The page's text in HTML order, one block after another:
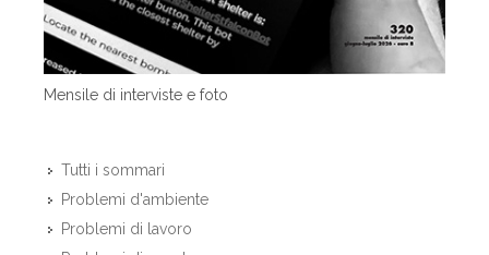
Mensile di interviste e foto
Tutti i sommari
Problemi d'ambiente
Problemi di lavoro